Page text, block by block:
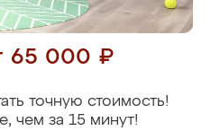
65 000 ₽
точную стоимость!
чем за 15 минут!